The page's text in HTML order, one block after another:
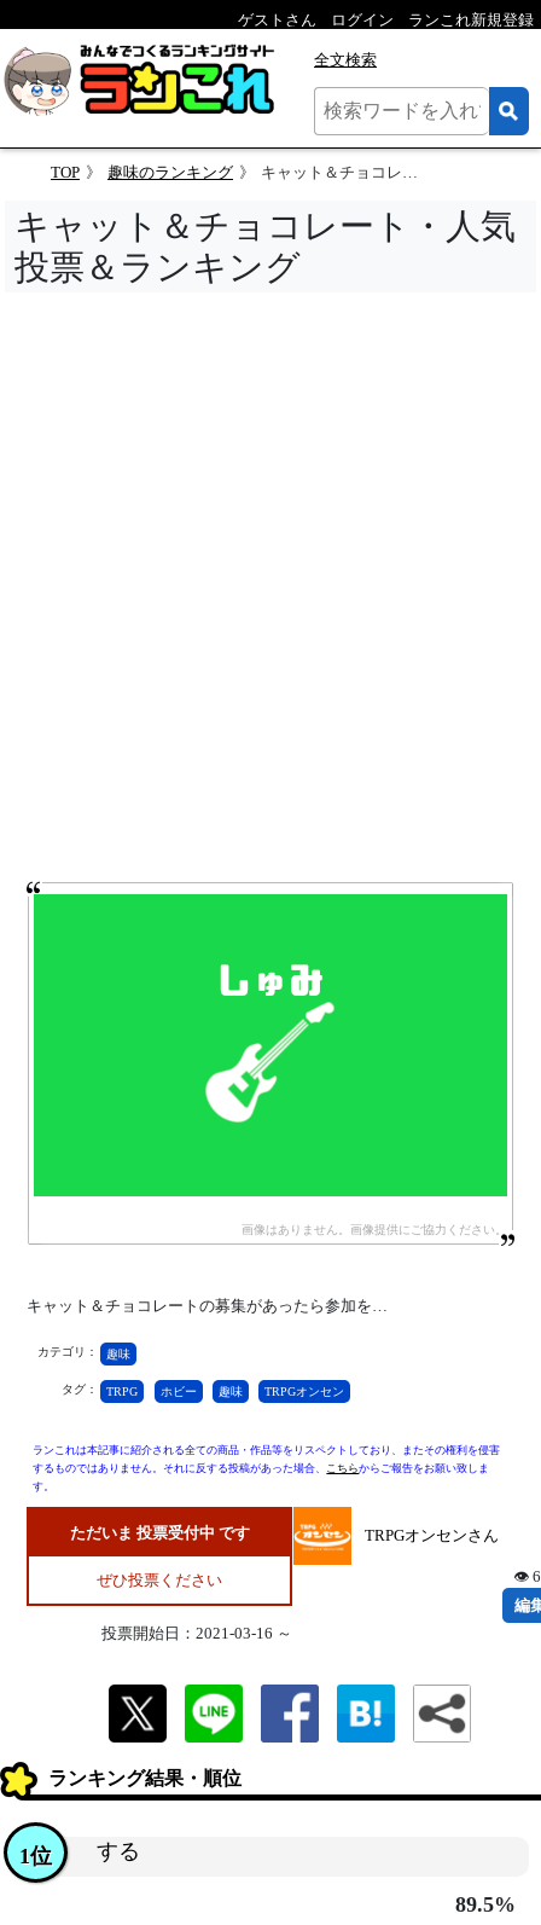
ゲストさん ログイン ランこれ新規登録
全文検索
TOP 趣味のランキング キャット＆チョコレート
キャット＆チョコレート・人気
投票＆ランキング
キャット＆チョコレートの募集があったら参加を…
カテゴリ： 趣味
タグ： TRPG ホビー 趣味 TRPGオンセン
ランこれは本記事に紹介される全ての商品・作品等をリスペクトしており、またその権利を侵害
するものではありません。それに反する投稿があった場合、 こちらからご報告をお願い致しま
す。
ただいま 投票受付中 です
ぜひ投票ください
投票開始日：2021-03-16 ～
TRPGオンセンさん
👁
編
ランキング結果・順位
する
1位
89.5%